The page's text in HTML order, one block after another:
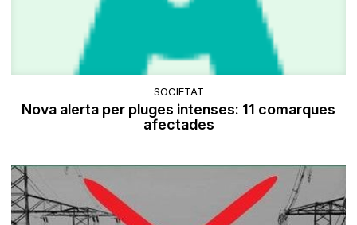
SOCIETAT
Nova alerta per pluges intenses: 11 comarques
afectades